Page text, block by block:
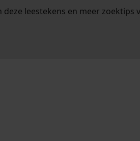
leestekens en meer zoektips